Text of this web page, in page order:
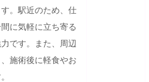
。駅近のため、仕
に気軽に立ち寄る
です。また、周辺
施術後に軽食やお